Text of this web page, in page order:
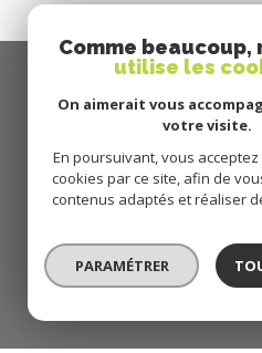
DE TOIT EN TOIT
01 69 07 59 97
91440
bures-sur-
© 2026 | Tous droits
Comme beaucoup,
utilise les
On aimerait vous
votre visite.
En poursuivant, vous
cookies par ce site, afin de
contenus adaptés et réaliser
PARAMÉTRER